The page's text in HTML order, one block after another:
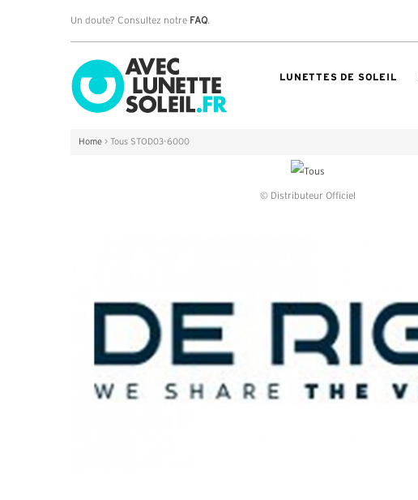
Un doute? Consultez notre FAQ.
LUNETTES DE SOLEIL
Home > Tous STOD03-6000
© Distributeur Officiel